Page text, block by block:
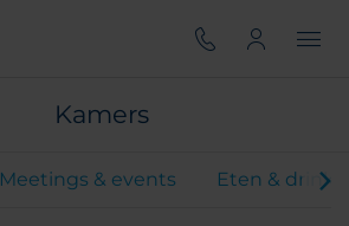
Kamers
Meetings & events Eten &